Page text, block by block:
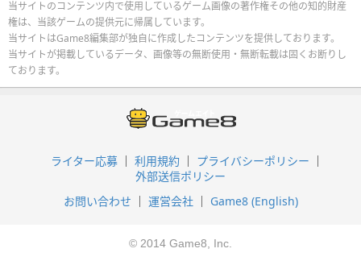
当サイトのコンテンツ内で使用しているゲーム画像の著作権その他の知的財産
権は、当該ゲームの提供元に帰属しています。
当サイトはGame8編集部が独自に作成したコンテンツを提供しております。
当サイトが掲載しているデータ、画像等の無断使用・無断転載は固くお断りし
ております。
ライター応募 利用規約
プライバシーポリシー
外部送信ポリシー
お問い合わせ
運営会社 Game8 (English)
© 2014 Game8, Inc.